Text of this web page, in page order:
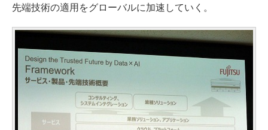
先端技術の適用をグローバルに加速していく。